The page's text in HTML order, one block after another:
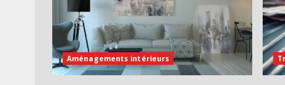
Aménagements intérieurs